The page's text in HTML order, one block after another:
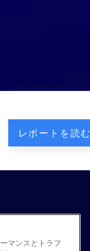
レポートを読む
Media
・効果
マンスとトラフ